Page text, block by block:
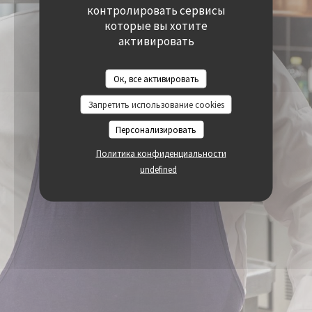
контролировать сервисы
которые вы хотите
активировать
Ок, все активировать
Запретить использование cookies
Персонализировать
Политика конфиденциальности
undefined
ДОСТУПНОСТЬ
((ОТКРЫВАЕТСЯ В НОВОМ ОКНЕ))